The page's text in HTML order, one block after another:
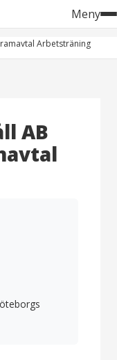
Meny
Arbetsträning
AB